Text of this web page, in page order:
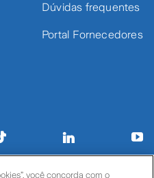
Dúvidas frequentes
Portal Fornecedores
você concorda com o